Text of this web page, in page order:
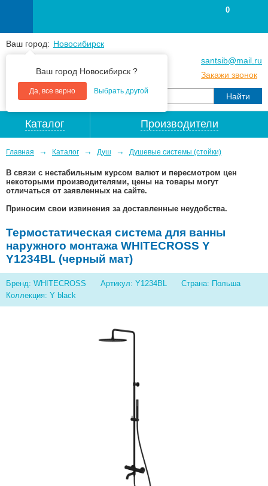
Ваш город: Новосибирск
Ваш город Новосибирск ?
Да, все верно Выбрать другой
+7(383) 213 79 30
santsib@mail.ru
Закажи звонок
0
Каталог Производители
Главная → Каталог → Душ → Душевые системы (стойки)
В связи с нестабильным курсом валют и пересмотром цен
некоторыми производителями, цены на товары могут
отличаться от заявленных на сайте.
Приносим свои извинения за доставленные неудобства.
Термостатическая система для ванны
наружного монтажа WHITECROSS Y
Y1234BL (черный мат)
Бренд: WHITECROSS Артикул: Y1234BL
Страна: Польша
Коллекция: Y black